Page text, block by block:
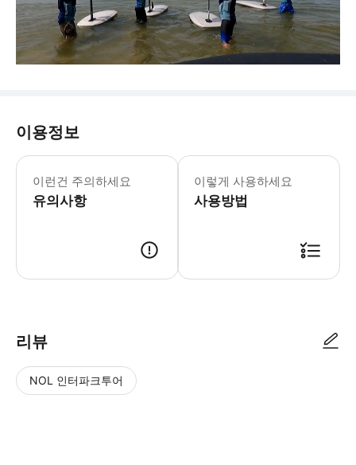
이용정보
이런건 주의하세요
유의사항
이렇게 사용하세요
사용방법
리뷰
NOL 인터파크투어